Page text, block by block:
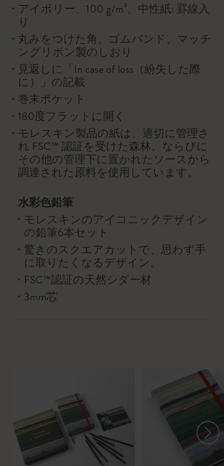
アイボリー、100 g/m²、中性紙: 罫線入
り
丸みをつけた角、ゴムバンド、マッチ
ングリボン製のしおり
見返しに「In case of loss（紛失した際
に）」の記載
巻末ポケット
180度フラットに開く
モレスキン製品の紙は、適切に管理さ
れ FSC™ 認証を受けた森林、ならびに
その他の管理下に置かれたソースから
調達された原料を使用しています。
水彩色鉛筆
モレスキンのアイコニックデザイン
の鉛筆6本セット
驚きのスクエアカットで、思わず手
に取りたくなるデザイン。
FSC™認証の天然シダー材
3mm芯